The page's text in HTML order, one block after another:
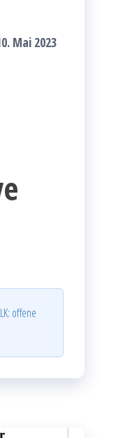
Mai 2023
offene